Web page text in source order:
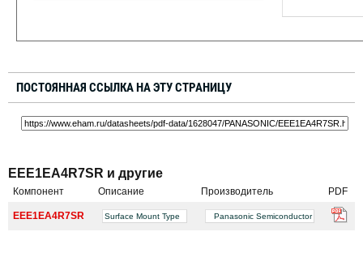
ПОСТОЯННАЯ ССЫЛКА НА ЭТУ СТРАНИЦУ
EEE1EA4R7SR и другие
Компонент Описание Производитель PDF
EEE1EA4R7SR Surface Mount Type Panasonic Semiconductor